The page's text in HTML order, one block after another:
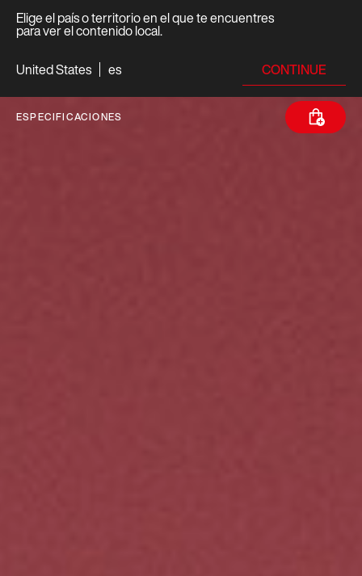
Elige el país o territorio en el que te encuentres
para ver el contenido local.
United States
es CONTINUE
ESPECIFICACIONES